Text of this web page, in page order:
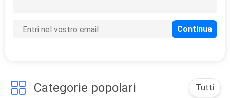
Categorie popolari Tutti